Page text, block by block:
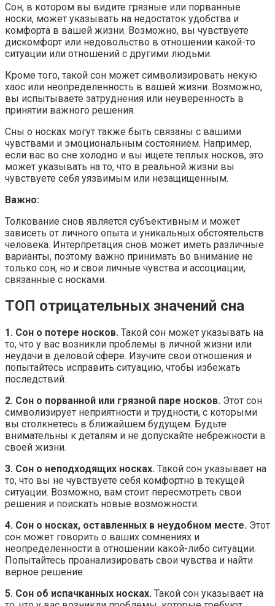
Сон, в котором вы видите грязные или порванные
носки, может указывать на недостаток удобства и
комфорта в вашей жизни. Возможно, вы чувствуете
дискомфорт или недовольство в отношении какой-то
ситуации или отношений с другими людьми.
Кроме того, такой сон может символизировать некую
хаос или неопределенность в вашей жизни. Возможно,
вы испытываете затруднения или неуверенность в
принятии важного решения.
Сны о носках могут также быть связаны с вашими
чувствами и эмоциональным состоянием. Например,
если вас во сне холодно и вы ищете теплых носков, это
может указывать на то, что в реальной жизни вы
чувствуете себя уязвимым или незащищенным.
Важно:
Толкование снов является субъективным и может
зависеть от личного опыта и уникальных обстоятельств
человека. Интерпретация снов может иметь различные
варианты, поэтому важно принимать во внимание не
только сон, но и свои личные чувства и ассоциации,
связанные с носками.
ТОП отрицательных значений сна
1. Сон о потере носков. Такой сон может указывать на
то, что у вас возникли проблемы в личной жизни или
неудачи в деловой сфере. Изучите свои отношения и
попытайтесь исправить ситуацию, чтобы избежать
последствий.
2. Сон о порванной или грязной паре носков. Этот сон
символизирует неприятности и трудности, с которыми
вы столкнетесь в ближайшем будущем. Будьте
внимательны к деталям и не допускайте небрежности в
своей жизни.
3. Сон о неподходящих носках. Такой сон указывает на
то, что вы не чувствуете себя комфортно в текущей
ситуации. Возможно, вам стоит пересмотреть свои
решения и поискать новые возможности.
4. Сон о носках, оставленных в неудобном месте. Этот
сон может говорить о ваших сомнениях и
неопределенности в отношении какой-либо ситуации.
Попытайтесь проанализировать свои чувства и найти
верное решение.
5. Сон об испачканных носках. Такой сон указывает на